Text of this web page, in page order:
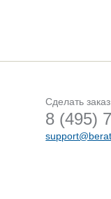
Сделать
8 (495)